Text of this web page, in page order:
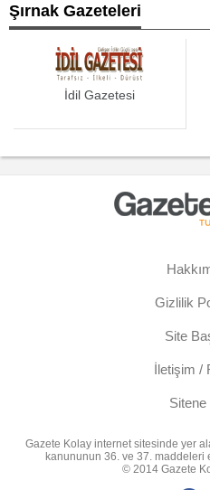
Şırnak Gazeteleri
İdil Gazetesi
Gizlilik
Site
İletişim /
Gazete Kolay internet sitesinde yer
kanununun 36. ve 37. maddeleri
© 2014 Gazete